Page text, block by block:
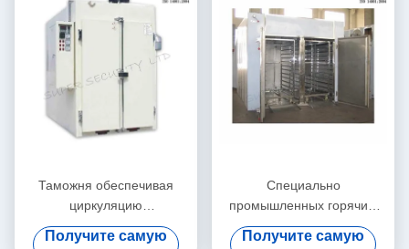
Таможня обеспечивая
циркуляцию
многофункциональная
горячая печь сушки на
Получите самую
Специально
промышленных горячим
воздухом круг печь с PID
программы и цифровой
Получите самую